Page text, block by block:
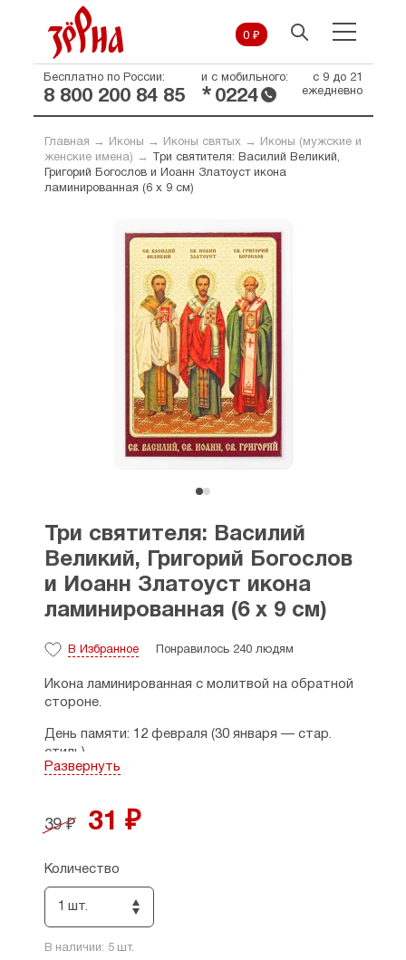
0 ₽
Бесплатно по России:
8 800 200 84 85
и с мобильного:
* 0224
с 9 до 21
ежедневно
Главная → Иконы → Иконы святых→
Иконы (мужские и
женские имена) →
Три святителя: Василий Великий,
Григорий Богослов и Иоанн Златоуст икона
ламинированная (6 х 9 см)
Три святителя: Василий
Великий, Григорий Богослов
и Иоанн Златоуст икона
ламинированная (6 х 9 см)
В Избранное Понравилось 240 людям
Икона ламинированная с молитвой на обратной
стороне.
День памяти: 12 февраля (30 января — стар.
стиль).
На иконе, выполненной в каноническом стиле,
Златоуст, архиепископ Константинопольский
и Григорий Богослов, архиепископ
Константинопольский. Собор вселенских
учителей и святителей как особый
иконографический извод получает
Развернуть
39 ₽ 31 ₽
Количество
1 шт.
В наличии: 5шт.